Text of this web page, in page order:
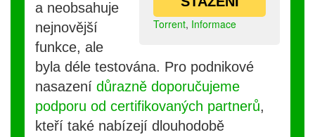
Torrent, Informace
a neobsahuje
nejnovější
funkce, ale
byla déle testována. Pro podnikové
nasazení důrazně doporučujeme
podporu od certifikovaných partnerů,
kteří také nabízejí dlouhodobě